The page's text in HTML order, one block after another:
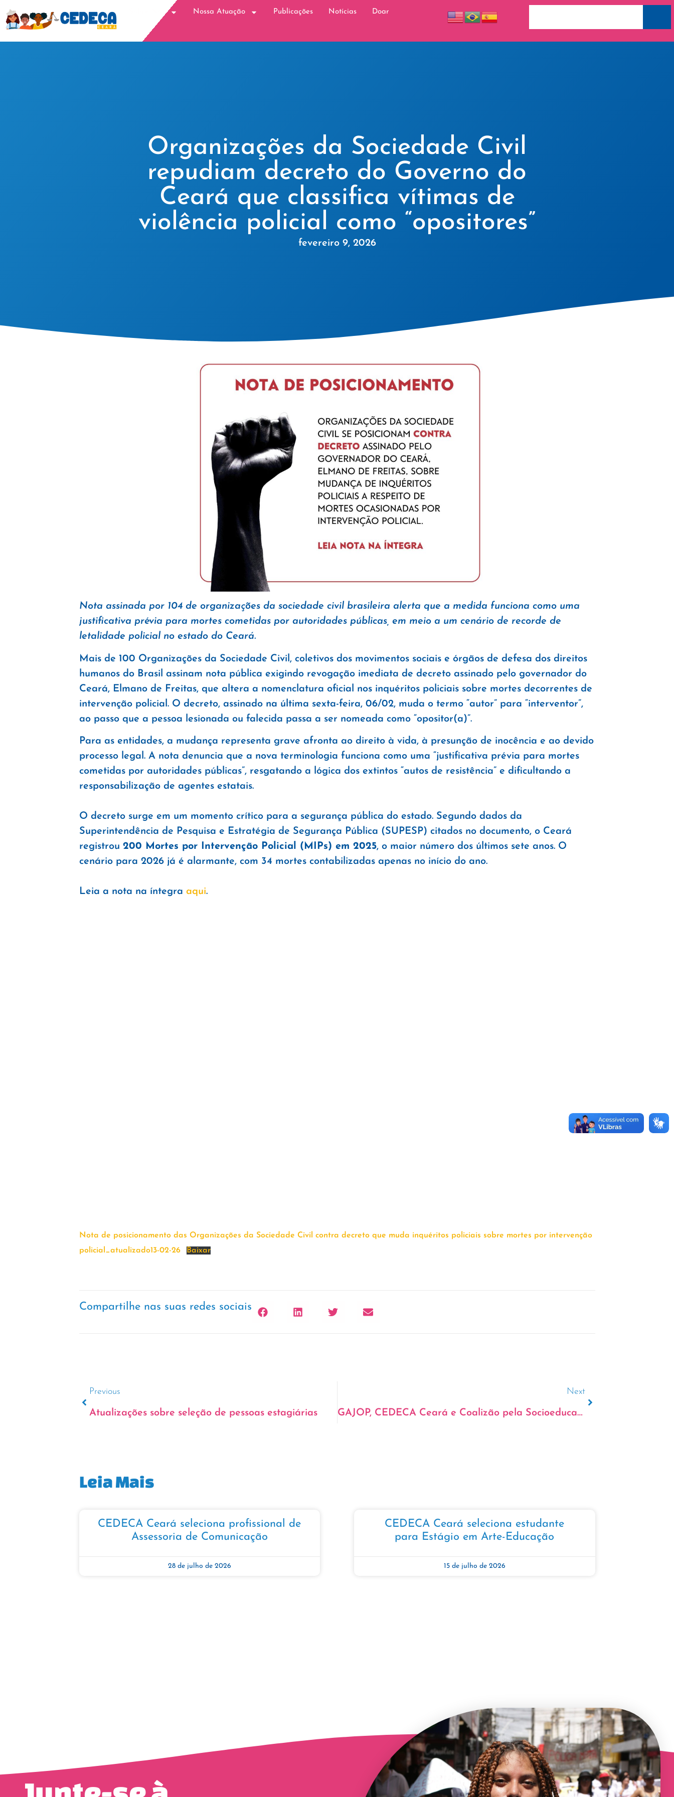
Nossa Atuação Publicações Notícias Doar
Organizações da Sociedade Civil
repudiam decreto do Governo do
Ceará que classifica vítimas de
violência policial como “opositores”
fevereiro 9, 2026
Nota assinada por 104 de organizações da sociedade civil brasileira alerta que a medida funciona como uma
justificativa prévia para mortes cometidas por autoridades públicas, em meio a um cenário de recorde de
letalidade policial no estado do Ceará.
Mais de 100 Organizações da Sociedade Civil, coletivos dos movimentos sociais e órgãos de defesa dos direitos
humanos do Brasil assinam nota pública exigindo revogação imediata de decreto assinado pelo governador do
Ceará, Elmano de Freitas, que altera a nomenclatura oficial nos inquéritos policiais sobre mortes decorrentes de
intervenção policial. O decreto, assinado na última sexta-feira, 06/02, muda o termo “autor” para “interventor”,
ao passo que a pessoa lesionada ou falecida passa a ser nomeada como “opositor(a)”.
Para as entidades, a mudança representa grave afronta ao direito à vida, à presunção de inocência e ao devido
processo legal. A nota denuncia que a nova terminologia funciona como uma “justificativa prévia para mortes
cometidas por autoridades públicas”, resgatando a lógica dos extintos “autos de resistência” e dificultando a
responsabilização de agentes estatais.
O decreto surge em um momento crítico para a segurança pública do estado. Segundo dados da
Superintendência de Pesquisa e Estratégia de Segurança Pública (SUPESP) citados no documento, o Ceará
registrou 200 Mortes por Intervenção Policial (MIPs) em 2025, o maior número dos últimos sete anos. O
cenário para 2026 já é alarmante, com 34 mortes contabilizadas apenas no início do ano.
Leia a nota na íntegra aqui.
Nota de posicionamento das Organizações da Sociedade Civil contra decreto que muda inquéritos policiais sobre mortes por intervenção
policial_atualizado13-02-26
Baixar
Compartilhe nas suas redes sociais
Previous
Atualizações sobre seleção de pessoas estagiárias
Next
GAJOP, CEDECA Ceará e Coalizão pela Socioeducação lançam o “Guia Prático para Monitoramento de Unidades Socioeducativas” em Recife
Leia Mais
CEDECA Ceará seleciona profissional de
Assessoria de Comunicação
28 de julho de 2026
CEDECA Ceará seleciona estudante
para Estágio em Arte-Educação​​
15 de julho de 2026